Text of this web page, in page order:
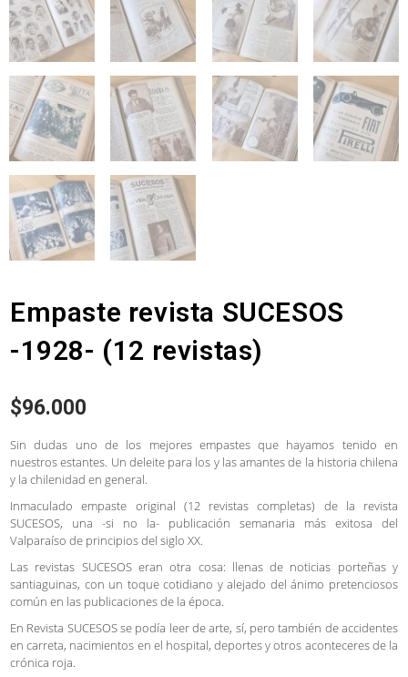
Empaste revista SUCESOS
-1928- (12 revistas)
$96.000
Sin dudas uno de los mejores empastes que hayamos tenido en
nuestros estantes. Un deleite para los y las amantes de la historia chilena
y la chilenidad en general.
Inmaculado empaste original (12 revistas completas) de la revista
SUCESOS, una -si no la- publicación semanaria más exitosa del
Valparaíso de principios del siglo XX.
Las revistas SUCESOS eran otra cosa: llenas de noticias porteñas y
santiaguinas, con un toque cotidiano y alejado del ánimo pretenciosos
común en las publicaciones de la época.
En Revista SUCESOS se podía leer de arte, sí, pero también de accidentes
en carreta, nacimientos en el hospital, deportes y otros aconteceres de la
crónica roja.